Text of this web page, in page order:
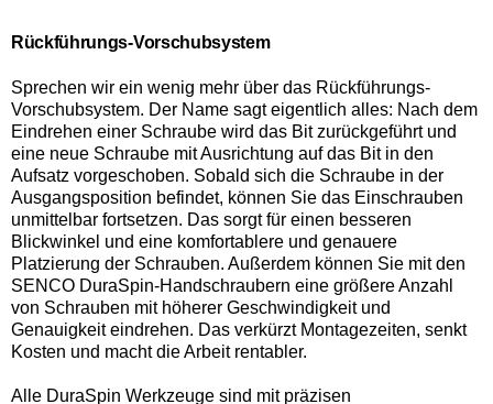
Rückführungs-Vorschubsystem
Sprechen wir ein wenig mehr über das Rückführungs-
Vorschubsystem. Der Name sagt eigentlich alles: Nach dem
Eindrehen einer Schraube wird das Bit zurückgeführt und
eine neue Schraube mit Ausrichtung auf das Bit in den
Aufsatz vorgeschoben. Sobald sich die Schraube in der
Ausgangsposition befindet, können Sie das Einschrauben
unmittelbar fortsetzen. Das sorgt für einen besseren
Blickwinkel und eine komfortablere und genauere
Platzierung der Schrauben. Außerdem können Sie mit den
SENCO DuraSpin-Handschraubern eine größere Anzahl
von Schrauben mit höherer Geschwindigkeit und
Genauigkeit eindrehen. Das verkürzt Montagezeiten, senkt
Kosten und macht die Arbeit rentabler.
Alle DuraSpin Werkzeuge sind mit präzisen